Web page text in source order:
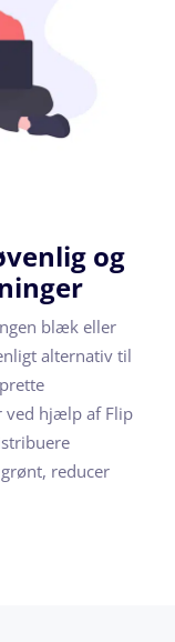
og
blæk eller
alternativ til
ved hjælp af Flip
reducer